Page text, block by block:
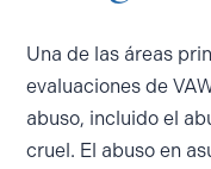
Una de las áreas
evaluaciones de
abuso, incluido el
cruel. El abuso en